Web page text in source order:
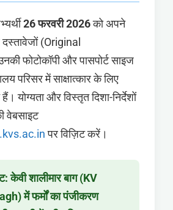
26 फरवरी 2026को अपने
(Original
फोटोकॉपी और पासपोर्ट साइज
परिसर में साक्षात्कार के लिए
योग्यता और विस्तृत दिशा-निर्देशों
वेबसाइट
पर विज़िट करें।
केवी शालीमार बाग (KV
में फर्मों का पंजीकरण